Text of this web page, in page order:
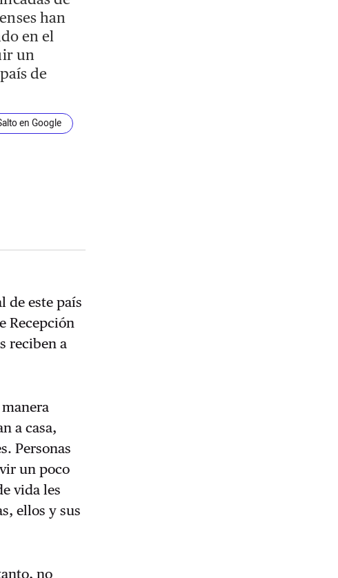
han
en el
un
de
en Google
de este país
Recepción
reciben a
a casa,
Personas
un poco
vida les
ellos y sus
no